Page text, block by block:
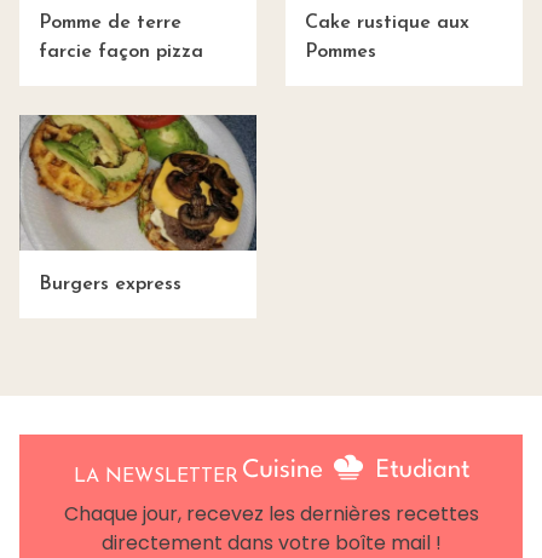
Pomme de terre
farcie façon pizza
Cake rustique aux
Pommes
Burgers express
LA NEWSLETTER
Chaque jour, recevez les dernières recettes
directement dans votre boîte mail !